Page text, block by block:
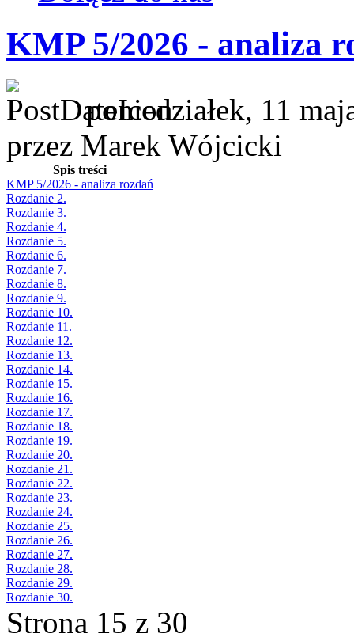
KMP 5/2026 - analiza
poniedziałek, 11
przez Marek Wójcicki
Spis treści
KMP 5/2026 - analiza rozdań
Rozdanie 2.
Rozdanie 3.
Rozdanie 4.
Rozdanie 5.
Rozdanie 6.
Rozdanie 7.
Rozdanie 8.
Rozdanie 9.
Rozdanie 10.
Rozdanie 11.
Rozdanie 12.
Rozdanie 13.
Rozdanie 14.
Rozdanie 15.
Rozdanie 16.
Rozdanie 17.
Rozdanie 18.
Rozdanie 19.
Rozdanie 20.
Rozdanie 21.
Rozdanie 22.
Rozdanie 23.
Rozdanie 24.
Rozdanie 25.
Rozdanie 26.
Rozdanie 27.
Rozdanie 28.
Rozdanie 29.
Rozdanie 30.
Strona 15 z 30